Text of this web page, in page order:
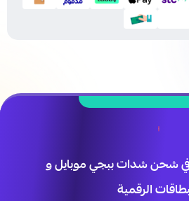
شحن شدات ببجي موبايل و
الرقمية